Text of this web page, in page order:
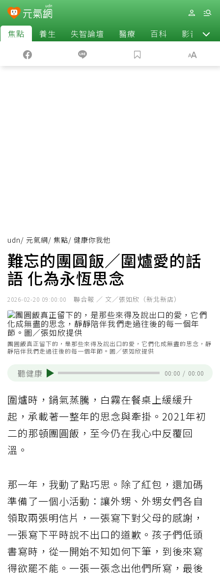
焦點 養生 失智論壇 醫療 百科 影音
udn/ 元氣網/ 焦點/ 健康你我他
難忘的團圓飯／圍爐愛的話
語 化為永恆思念
2026-02-20 09:00:00 聯合報 ／ 文／張如欣（新北新店）
團圓飯真正留下的，是那些來得及說出口的愛，它們化成無盡的思念，靜
靜陪伴我們走過往後的每一個年節。圖／張如欣提供
聽健康 00:00 / 00:00
圍爐時，鍋氣蒸騰，白霧在餐桌上緩緩升
起，承載著一整年的思念與牽掛。2021年初
二的那頓團圓飯，至今仍在我心中反覆回
溫。
那一年，我動了點巧思。除了紅包，還加碼
準備了一個小活動：讓外甥、外甥女們各自
領取兩張明信片，一張寫下對父母的感謝，
一張寫下平時說不出口的道歉。孩子們低頭
書寫時，從一開始不知如何下筆，到後來寫
得欲罷不能。一張一張念出他們所寫，最後